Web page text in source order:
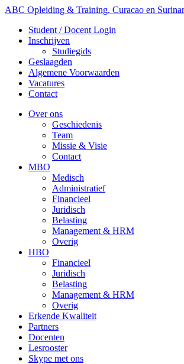
ABC Opleiding & Training, Curacao en
Student / Docent Login
Inschrijven
Studiegids
Geslaagden
Algemene Voorwaarden
Vacatures
Contact
Over ons
Geschiedenis
Team
Missie & Visie
Contact
MBO
Medisch
Administratief
Financieel
Juridisch
Belasting
Management & HRM
Overig
HBO
Financieel
Juridisch
Belasting
Management & HRM
Overig
Erkende Kwaliteit
Partners
Docenten
Lesrooster
Skype met ons